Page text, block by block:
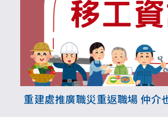
重建處推廣職災重返職場 仲介